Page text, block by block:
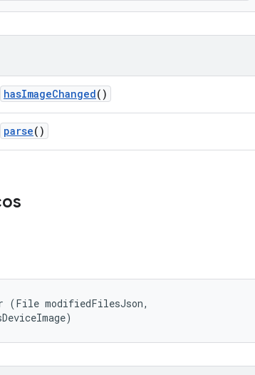
hasImageChanged()
parse()
(File modifiedFilesJson,